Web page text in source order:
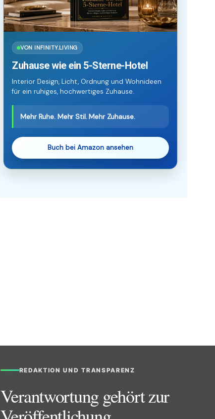
VON INFINITY.LIVING
Zuhause wie ein 5-Sterne-Hotel
Interior Design, Licht, Ordnung und Wohnideen
für ein ruhiges, hochwertiges Zuhause.
Mehr Ruhe. Mehr Stil. Mehr Zuhause.
Buch bei Amazon ansehen
REDAKTION UND TRANSPARENZ
Verantwortung gehört zur